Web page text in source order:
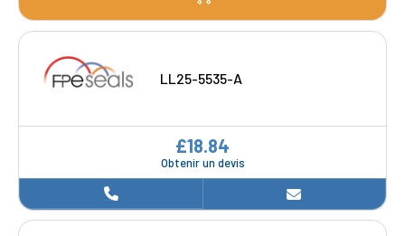
LL25-5535-A
Obtenir un devis
£18.84